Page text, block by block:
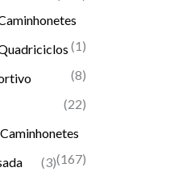
(1)
(8)
(22)
(167)
(3)